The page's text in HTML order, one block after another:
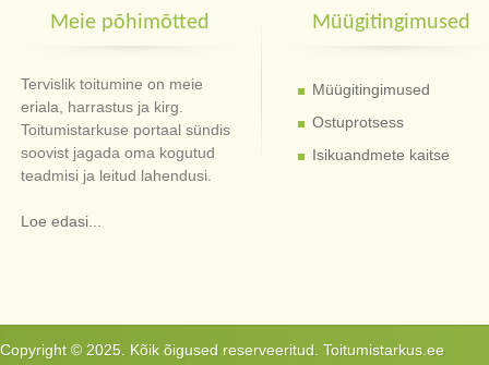
Meie põhimõtted
Tervislik toitumine on meie
eriala, harrastus ja kirg.
Toitumistarkuse portaal sündis
soovist jagada oma kogutud
teadmisi ja leitud lahendusi.
Loe edasi...
Müügitingimused
Müügitingimused
Ostuprotsess
Isikuandmete kaitse
Copyright © 2025. Kõik õigused reserveeritud. Toitumistarkus.ee